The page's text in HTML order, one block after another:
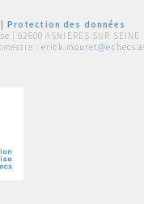
Protection des données
| 92600 ASNIERES SUR SEINE
: